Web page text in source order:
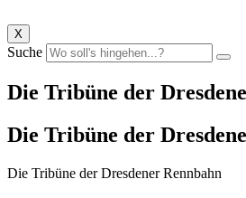
X
Suche
Die Tribüne der
Die Tribüne der
Die Tribüne der Dresdener Rennbahn